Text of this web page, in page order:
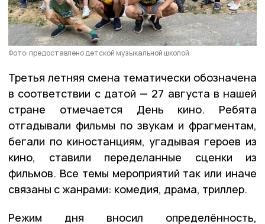
Фото: предоставлено детской музыкальной школой
Третья летняя смена тематически обозначена
в соответствии с датой — 27 августа в нашей
стране отмечается День кино. Ребята
отгадывали фильмы по звукам и фрагментам,
бегали по киностанциям, угадывая героев из
кино, ставили переделанные сценки из
фильмов. Все темы мероприятий так или иначе
связаны с жанрами: комедия, драма, триллер.
Режим дня вносил определённость,